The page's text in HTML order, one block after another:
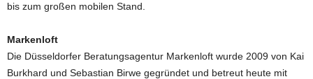
bis zum großen mobilen Stand.
Markenloft
Die Düsseldorfer Beratungsagentur Markenloft wurde 2009 von Kai
Burkhard und Sebastian Birwe gegründet und betreut heute mit